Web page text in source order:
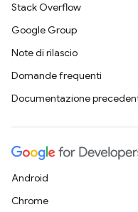
Stack Overflow
Google Group
Note di rilascio
Domande frequenti
Documentazione
Android
Chrome